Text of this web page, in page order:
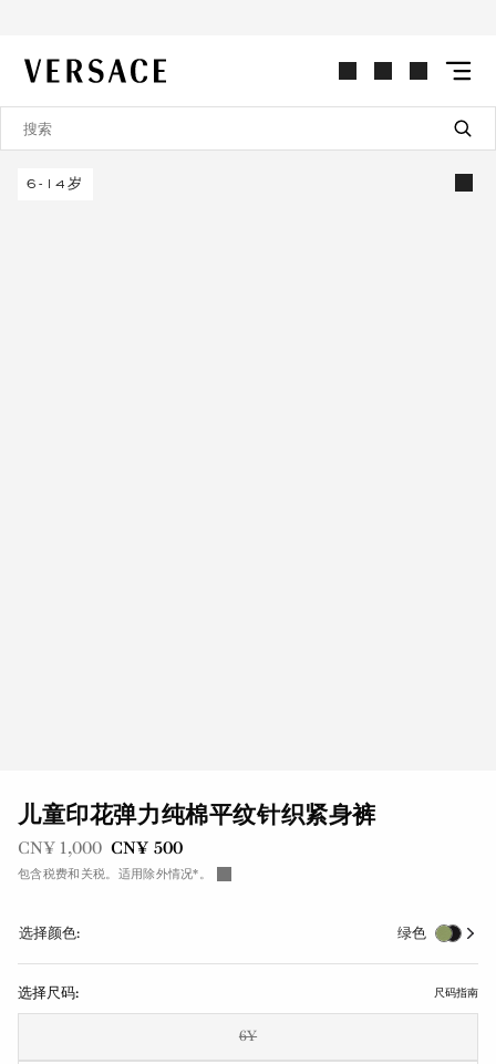
VERSACE | 主页
6-14岁
儿童印花弹力纯棉平纹针织紧身裤
之前是
CN¥ 1,000现在是
CN¥ 500
包含税费和关税。适用除外情况*。
选择颜色: 绿色
选择尺码: 尺码指南
6Y